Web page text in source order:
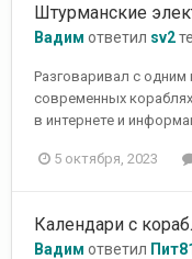
Штурманские
Вадим ответил sv2
Разговаривал с
современных
в интернете и
5 октября, 2023
Календари с
Вадим ответил